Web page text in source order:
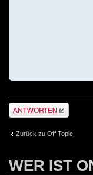
Antwort schreiben
Zurück zu Off Topic
WER IST